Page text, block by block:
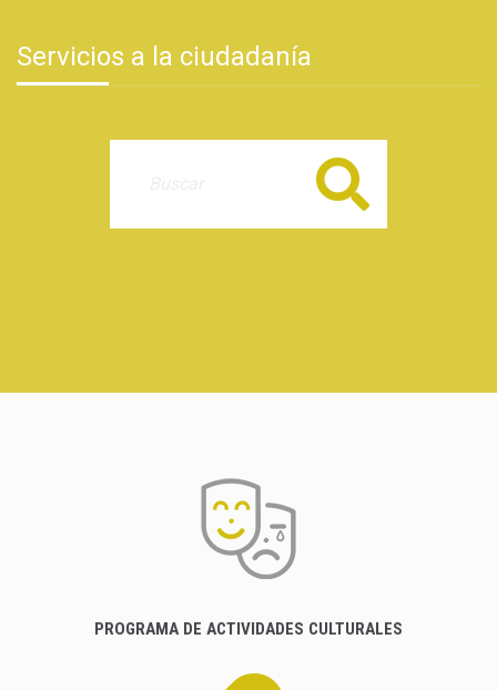
Servicios a la ciudadanía
Buscar
PROGRAMA DE ACTIVIDADES CULTURALES